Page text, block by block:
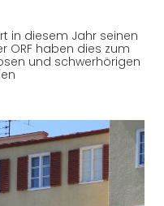
in diesem Jahr seinen
ORF haben dies zum
und schwerhörigen